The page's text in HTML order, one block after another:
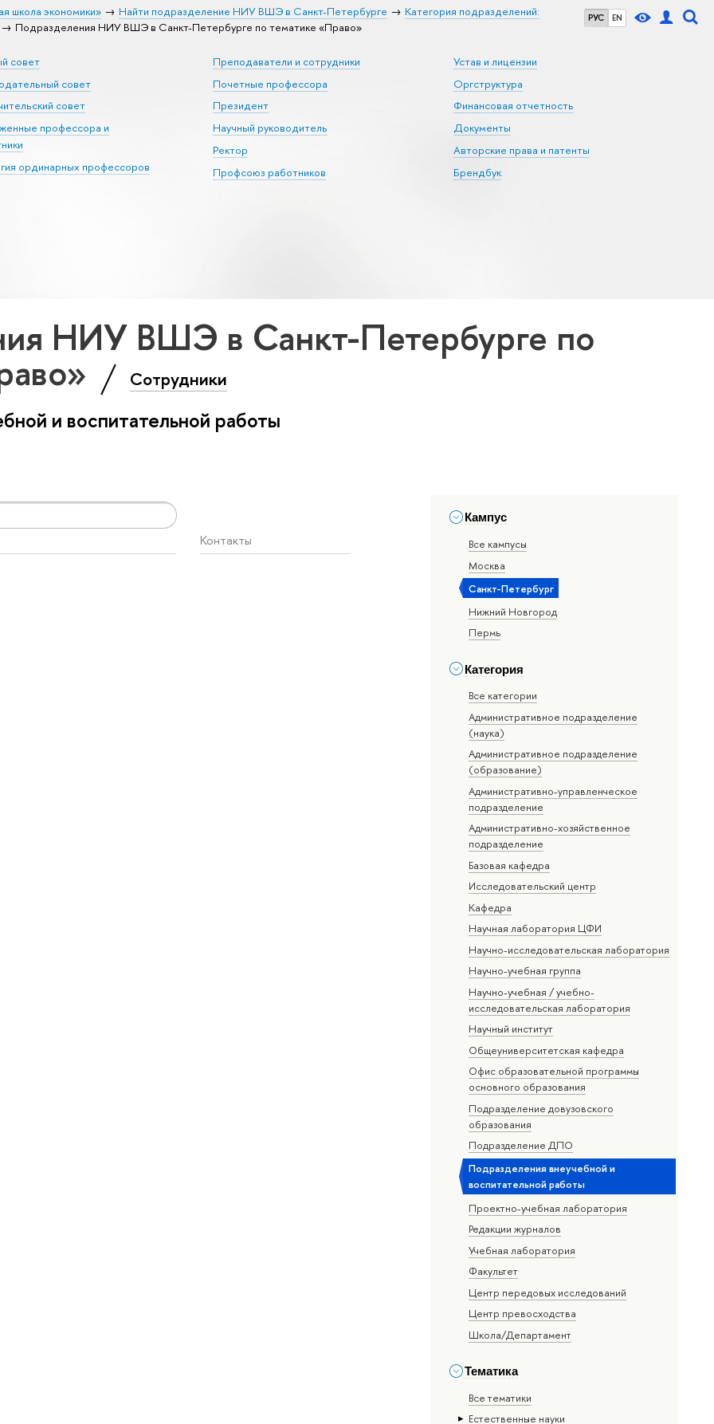
РУС EN
школа экономики» Найти подразделение НИУ ВШЭ в Санкт-Петербурге
Категория подразделений:
Подразделения НИУ ВШЭ в Санкт-Петербурге по тематике «Право»
совет
совет
совет
профессора и
ординарных профессоров
Преподаватели и сотрудники
Почетные профессора
Президент
Научный руководитель
Ректор
Профсоюз работников
Устав и лицензии
Оргструктура
Финансовая отчетность
Документы
Авторские права и патенты
Брендбук
НИУ ВШЭ в Санкт-Петербурге по
Сотрудники
и воспитательной работы
Кампус
Все кампусы
Москва
Санкт-Петербург
Нижний Новгород
Пермь
Категория
Все категории
Административное подразделение
(наука)
Административное подразделение
(образование)
Административно-управленческое
подразделение
Административно-хозяйственное
подразделение
Базовая кафедра
Исследовательский центр
Кафедра
Научная лаборатория ЦФИ
Научно-исследовательская лаборатория
Научно-учебная группа
Научно-учебная / учебно-
исследовательская лаборатория
Научный институт
Общеуниверситетская кафедра
Офис образовательной программы
основного образования
Подразделение довузовского
образования
Подразделение ДПО
Подразделения внеучебной и
воспитательной работы
Проектно-учебная лаборатория
Редакции журналов
Учебная лаборатория
Факультет
Центр передовых исследований
Центр превосходства
Школа/Департамент
Тематика
Все тематики
Естественные науки
Контакты